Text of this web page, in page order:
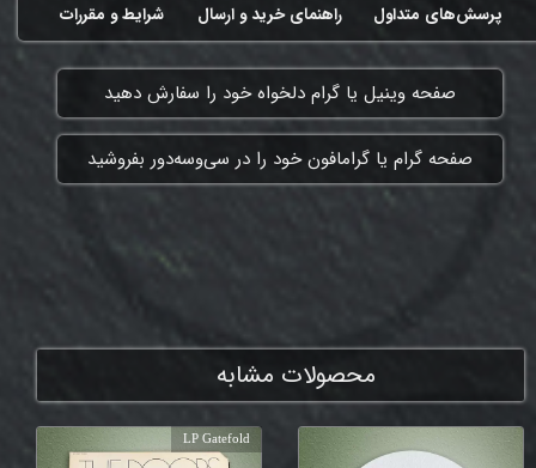
شرایط و مقررات راهنمای خرید و ارسال پرسش‌های متداول
​صفحه وینیل یا گرام دلخواه خود را سفارش دهید
​صفحه گرام یا گرامافون خود را در سی‌وسه‌دور بفروشید
محصولات مشابه
LP Gatefold